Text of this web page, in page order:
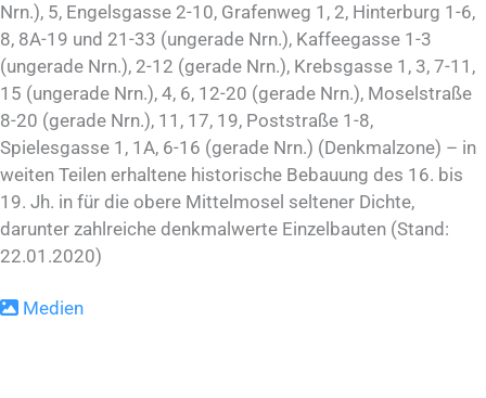
Nrn.), 5, Engelsgasse 2-10, Grafenweg 1, 2, Hinterburg 1-6,
8, 8A-19 und 21-33 (ungerade Nrn.), Kaffeegasse 1-3
(ungerade Nrn.), 2-12 (gerade Nrn.), Krebsgasse 1, 3, 7-11,
15 (ungerade Nrn.), 4, 6, 12-20 (gerade Nrn.), Moselstraße
8-20 (gerade Nrn.), 11, 17, 19, Poststraße 1-8,
Spielesgasse 1, 1A, 6-16 (gerade Nrn.) (Denkmalzone) – in
weiten Teilen erhaltene historische Bebauung des 16. bis
19. Jh. in für die obere Mittelmosel seltener Dichte,
darunter zahlreiche denkmalwerte Einzelbauten (Stand:
22.01.2020)
Medien